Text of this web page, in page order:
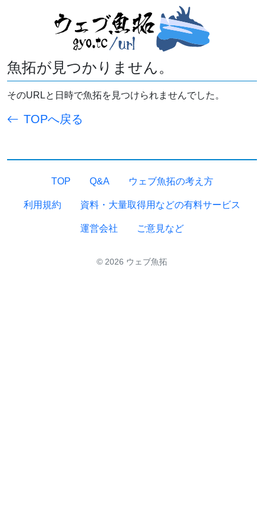
魚拓が見つかりません。
そのURLと日時で魚拓を見つけられませんでした。
TOPへ戻る
TOP Q&A ウェブ魚拓の考え方
利用規約 資料・大量取得用などの有料サービス
運営会社 ご意見など
© 2026 ウェブ魚拓